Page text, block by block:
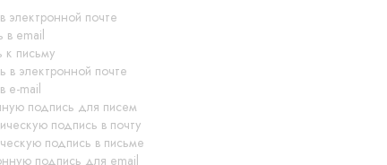
электронной почте
в email
к письму
в электронной почте
e-mail
подпись для писем
подпись в почту
подпись в письме
подпись для email